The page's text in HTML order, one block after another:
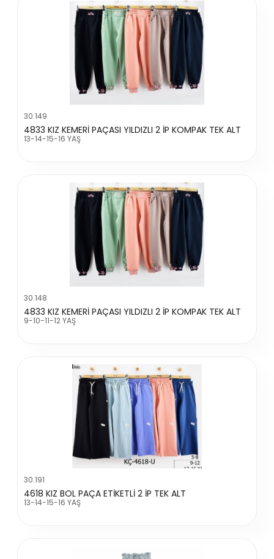
30.149
4833 KIZ KEMERİ PAÇASI YILDIZLI 2 İP KOMPAK TEK ALT
13-14-15-16 YAŞ
30.148
4833 KIZ KEMERİ PAÇASI YILDIZLI 2 İP KOMPAK TEK ALT
9-10-11-12 YAŞ
30.191
4618 KIZ BOL PAÇA ETİKETLİ 2 İP TEK ALT
13-14-15-16 YAŞ